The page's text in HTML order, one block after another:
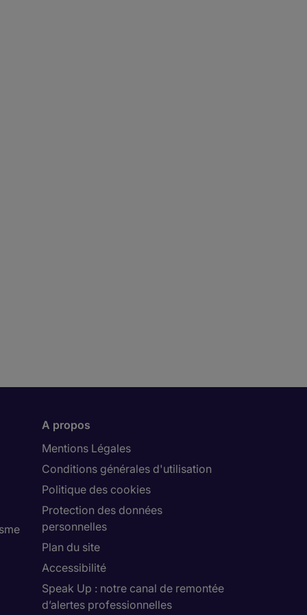
A propos
Mentions Légales
Conditions générales d'utilisation
Politique des cookies
Protection des données
personnelles
Plan du site
Accessibilité
Speak Up : notre canal de remontée
d’alertes professionnelles